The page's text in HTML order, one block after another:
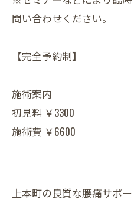
問い合わせください。
【完全予約制】
施術案内
初見料 ￥3300
施術費 ￥6600
上本町の良質な腰痛サポー